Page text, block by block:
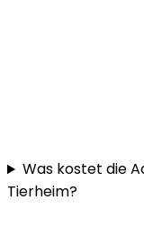
Was kostet die
Tierheim?